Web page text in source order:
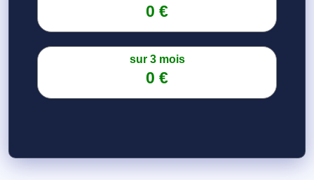
0 €
sur 3 mois
0 €